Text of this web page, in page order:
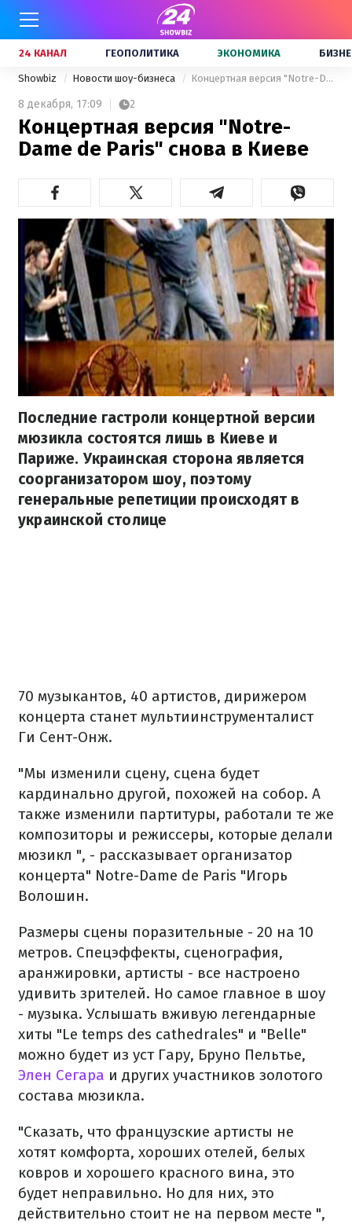
24 КАНАЛ ГЕОПОЛИТИКА ЭКОНОМИКА
Showbiz Новости шоу-бизнеса Концертная версия "Notre-Dame de Paris" снова в Киеве
8 декабря, 17:09 2
Концертная версия "Notre-
Dame de Paris" снова в Киеве
Последние гастроли концертной версии
мюзикла состоятся лишь в Киеве и
Париже. Украинская сторона является
соорганизатором шоу, поэтому
генеральные репетиции происходят в
украинской столице
70 музыкантов, 40 артистов, дирижером
концерта станет мультиинструменталист
Ги Сент-Онж.
"Мы изменили сцену, сцена будет
кардинально другой, похожей на собор. А
также изменили партитуры, работали те же
композиторы и режиссеры, которые делали
мюзикл ", - рассказывает организатор
концерта" Notre-Dame de Paris "Игорь
Волошин.
Размеры сцены поразительные - 20 на 10
метров. Спецэффекты, сценография,
аранжировки, артисты - все настроено
удивить зрителей. Но самое главное в шоу
- музыка. Услышать вживую легендарные
хиты "Le temps des cathedrales" и "Belle"
можно будет из уст Гару, Бруно Пельтье,
Элен Сегара и других участников золотого
состава мюзикла.
"Сказать, что французские артисты не
хотят комфорта, хороших отелей, белых
ковров и хорошего красного вина, это
будет неправильно. Но для них, это
действительно стоит не на первом месте ",